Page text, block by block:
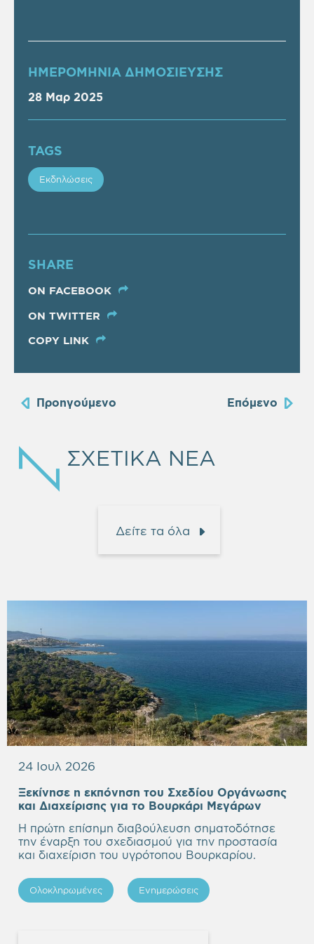
ΗΜΕΡΟΜΗΝΙΑ ΔΗΜΟΣΙΕΥΣΗΣ
28 Μαρ 2025
TAGS
Εκδηλώσεις
SHARE
ON FACEBOOK
ON TWITTER
COPY LINK
Προηγούμενο Επόμενο
ΣΧΕΤΙΚΑ ΝΕΑ
Δείτε τα όλα
24 Ιουλ 2026
Ξεκίνησε η εκπόνηση του Σχεδίου Οργάνωσης
και Διαχείρισης για το Βουρκάρι Μεγάρων
Η πρώτη επίσημη διαβούλευση σηματοδότησε
την έναρξη του σχεδιασμού για την προστασία
και διαχείριση του υγρότοπου Βουρκαρίου.
Ολοκληρωμένες Ενημερώσεις